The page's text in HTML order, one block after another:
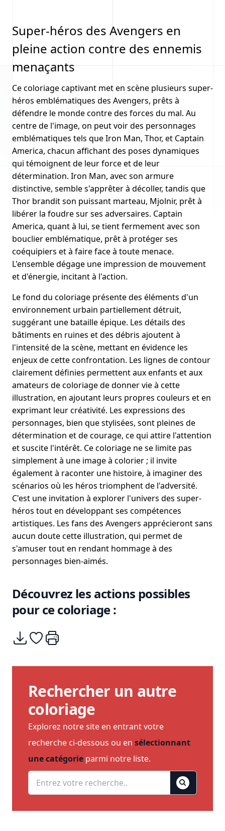
Super-héros des Avengers en
pleine action contre des ennemis
menaçants
Ce coloriage captivant met en scène plusieurs super-
héros emblématiques des Avengers, prêts à
défendre le monde contre des forces du mal. Au
centre de l'image, on peut voir des personnages
emblématiques tels que Iron Man, Thor, et Captain
America, chacun affichant des poses dynamiques
qui témoignent de leur force et de leur
détermination. Iron Man, avec son armure
distinctive, semble s'apprêter à décoller, tandis que
Thor brandit son puissant marteau, Mjolnir, prêt à
libérer la foudre sur ses adversaires. Captain
America, quant à lui, se tient fermement avec son
bouclier emblématique, prêt à protéger ses
coéquipiers et à faire face à toute menace.
L'ensemble dégage une impression de mouvement
et d'énergie, incitant à l'action.
Le fond du coloriage présente des éléments d'un
environnement urbain partiellement détruit,
suggérant une bataille épique. Les détails des
bâtiments en ruines et des débris ajoutent à
l'intensité de la scène, mettant en évidence les
enjeux de cette confrontation. Les lignes de contour
clairement définies permettent aux enfants et aux
amateurs de coloriage de donner vie à cette
illustration, en ajoutant leurs propres couleurs et en
exprimant leur créativité. Les expressions des
personnages, bien que stylisées, sont pleines de
détermination et de courage, ce qui attire l'attention
et suscite l'intérêt. Ce coloriage ne se limite pas
simplement à une image à colorier ; il invite
également à raconter une histoire, à imaginer des
scénarios où les héros triomphent de l'adversité.
C'est une invitation à explorer l'univers des super-
héros tout en développant ses compétences
artistiques. Les fans des Avengers apprécieront sans
aucun doute cette illustration, qui permet de
s'amuser tout en rendant hommage à des
personnages bien-aimés.
Découvrez les actions possibles
pour ce coloriage :
Télécharger
Ajouter à mes coups de coeurs
Imprimer
Rechercher un autre
coloriage
Explorez notre site en entrant votre
recherche ci-dessous ou en sélectionnant
une catégorie parmi notre liste.